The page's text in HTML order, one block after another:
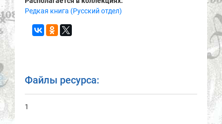
Редкая книга (Русский отдел)
Файлы ресурса:
1